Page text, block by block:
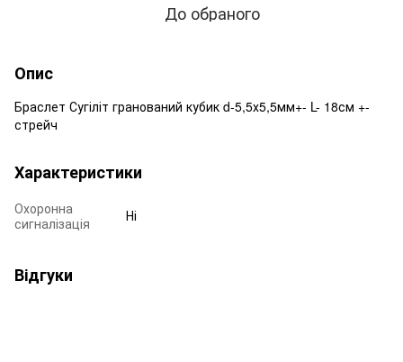
До обраного
Опис
Браслет Сугіліт гранований кубик d-5,5х5,5мм+- L- 18см +-
стрейч
Характеристики
Охоронна
сигналізація
Ні
Відгуки